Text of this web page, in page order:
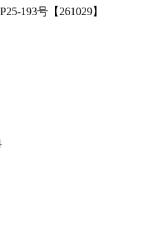
193号【261029】